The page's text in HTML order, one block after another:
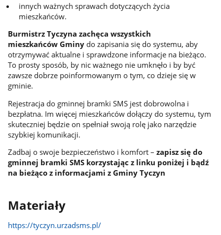
innych ważnych sprawach dotyczących życia
mieszkańców.
Burmistrz Tyczyna zachęca wszystkich
mieszkańców Gminydo zapisania się do systemu, aby
otrzymywać aktualne i sprawdzone informacje na bieżąco.
To prosty sposób, by nic ważnego nie umknęło i by być
zawsze dobrze poinformowanym o tym, co dzieje się w
gminie.
Rejestracja do gminnej bramki SMS jest dobrowolna i
bezpłatna. Im więcej mieszkańców dołączy do systemu, tym
skuteczniej będzie on spełniał swoją rolę jako narzędzie
szybkiej komunikacji.
Zadbaj o swoje bezpieczeństwo i komfort – zapisz się do
gminnej bramki SMS korzystając z linku poniżej i bądź
na bieżąco z informacjami z Gminy Tyczyn
Materiały
https://tyczyn.urzadsms.pl/